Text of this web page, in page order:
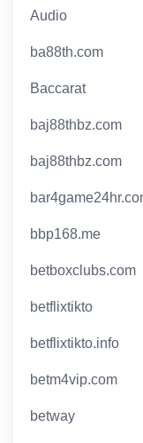
Audio
ba88th.com
Baccarat
baj88thbz.com
baj88thbz.com
bbp168.me
betboxclubs.com
betflixtikto
betflixtikto.info
betm4vip.com
betway